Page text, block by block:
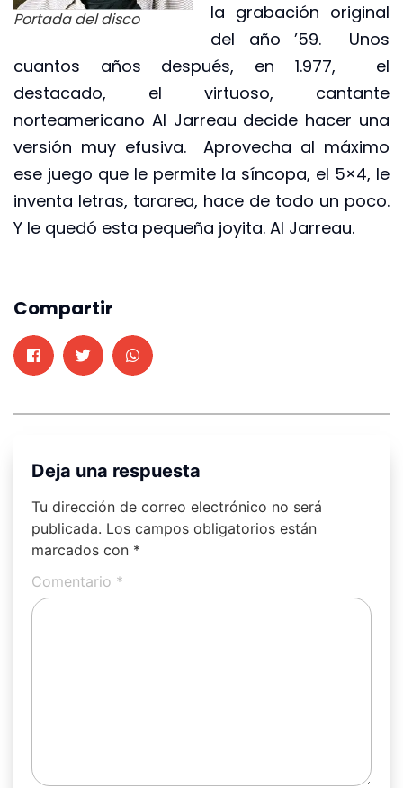
Portada del disco
la grabación original
del año ’59. Unos
cuantos años después, en 1.977, el
destacado, el virtuoso, cantante
norteamericano Al Jarreau decide hacer una
versión muy efusiva. Aprovecha al máximo
ese juego que le permite la síncopa, el 5×4, le
inventa letras, tararea, hace de todo un poco.
Y le quedó esta pequeña joyita. Al Jarreau.
Compartir
Deja una respuesta
Tu dirección de correo electrónico no será
publicada. Los campos obligatorios están
marcados con *
Comentario *